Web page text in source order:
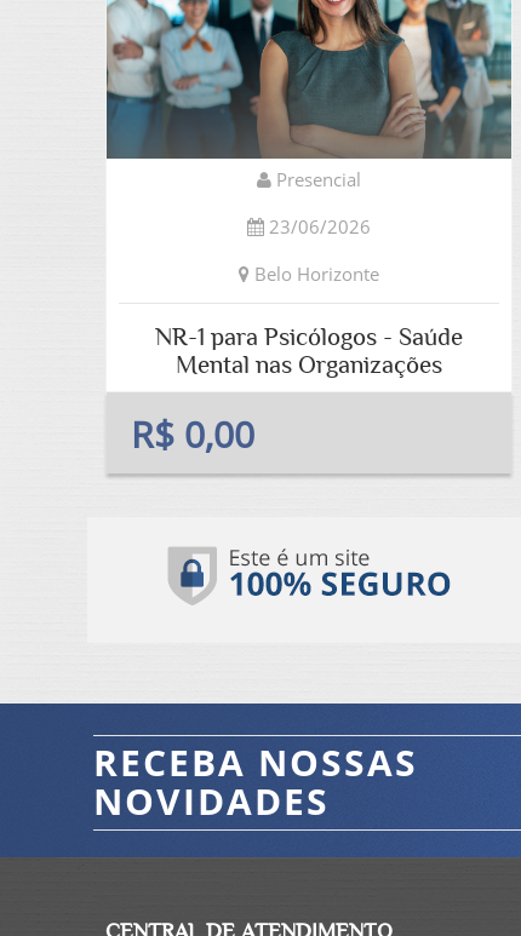
Presencial
23/06/2026
Belo Horizonte
NR-1 para Psicólogos - Saúde
Mental nas Organizações
R$ 0,00
RECEBA NOSSAS
NOVIDADES
CENTRAL DE ATENDIMENTO